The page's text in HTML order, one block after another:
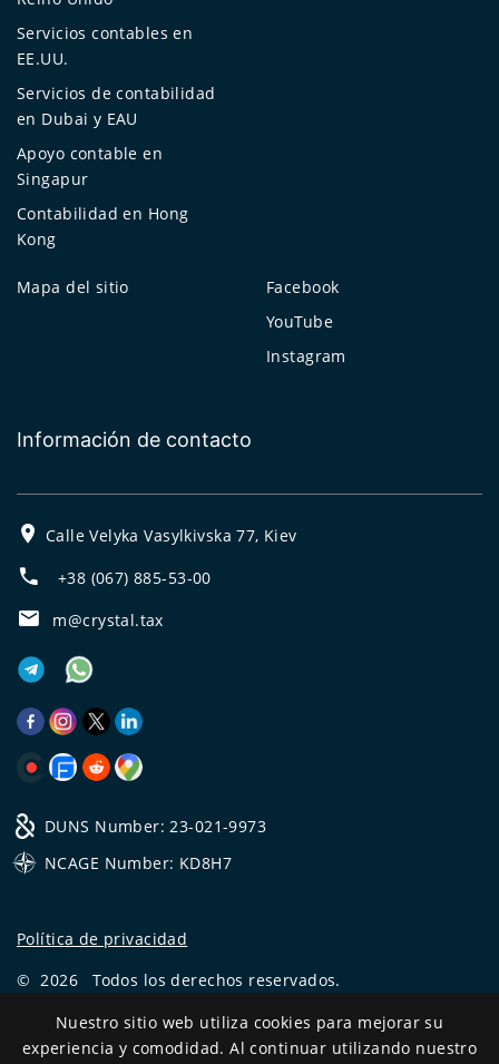
Servicios contables en
EE.UU.
Servicios de contabilidad
en Dubai y EAU
Apoyo contable en
Singapur
Contabilidad en Hong
Kong
Mapa del sitio
Facebook
YouTube
Instagram
Información de contacto
Calle Velyka Vasylkivska 77, Kiev
+38 (067) 885-53-00
m@crystal.tax
DUNS Number: 23-021-9973
NCAGE Number: KD8H7
Política de privacidad
© 2026
Todos los derechos reservados.
CRYSTAL.TAX—EXPERTO OFFSHORE №❶
Nuestro sitio web utiliza cookies para mejorar su
experiencia y comodidad. Al continuar utilizando nuestro